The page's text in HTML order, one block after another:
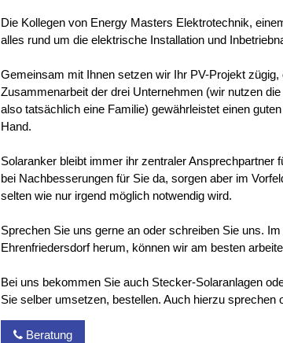
Die Kollegen von Energy Masters Elektrotechnik,
alles rund um die elektrische Installation und
Gemeinsam mit Ihnen setzen wir Ihr PV-Projekt
Zusammenarbeit der drei Unternehmen (wir nutzen
also tatsächlich eine Familie) gewährleistet einen
Hand.
Solaranker bleibt immer ihr zentraler
bei Nachbesserungen für Sie da, sorgen aber im
selten wie nur irgend möglich notwendig wird.
Sprechen Sie uns gerne an oder schreiben Sie uns.
Ehrenfriedersdorf herum, können wir am besten
Bei uns bekommen Sie auch Stecker-Solaranlagen
Sie selber umsetzen, bestellen. Auch hierzu sprechen
Beratung